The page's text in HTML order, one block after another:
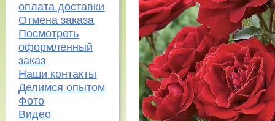
оплата доставки
Отмена заказа
Посмотреть
оформленный
заказ
Наши контакты
Делимся опытом
Фото
Видео